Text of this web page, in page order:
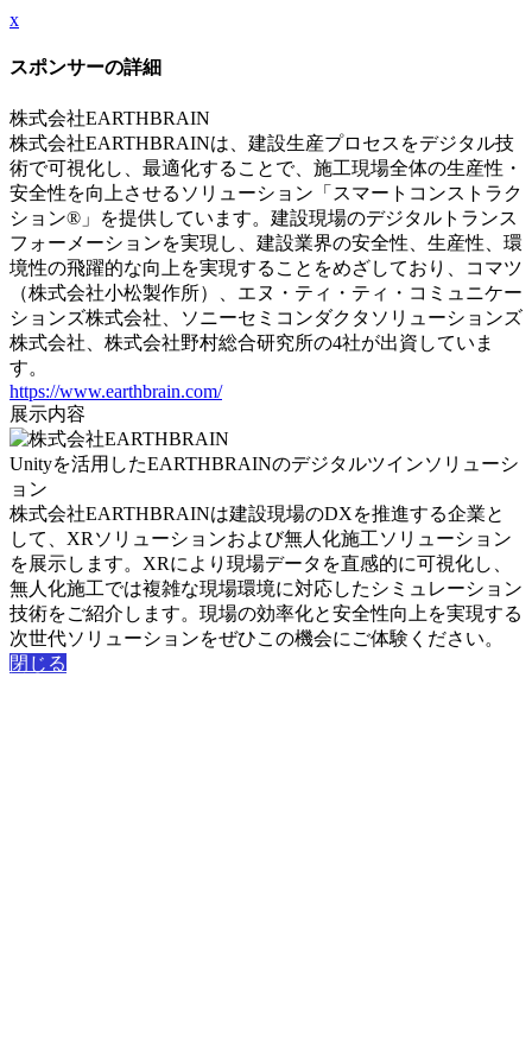
x
スポンサーの詳細
株式会社EARTHBRAIN
株式会社EARTHBRAINは、建設生産プロセスをデジタル技
術で可視化し、最適化することで、施工現場全体の生産性・
安全性を向上させるソリューション「スマートコンストラク
ション®」を提供しています。建設現場のデジタルトランス
フォーメーションを実現し、建設業界の安全性、生産性、環
境性の飛躍的な向上を実現することをめざしており、コマツ
（株式会社小松製作所）、エヌ・ティ・ティ・コミュニケー
ションズ株式会社、ソニーセミコンダクタソリューションズ
株式会社、株式会社野村総合研究所の4社が出資していま
す。
https://www.earthbrain.com/
展示内容
Unityを活用したEARTHBRAINのデジタルツインソリューシ
ョン
株式会社EARTHBRAINは建設現場のDXを推進する企業と
して、XRソリューションおよび無人化施工ソリューション
を展示します。XRにより現場データを直感的に可視化し、
無人化施工では複雑な現場環境に対応したシミュレーション
技術をご紹介します。現場の効率化と安全性向上を実現する
次世代ソリューションをぜひこの機会にご体験ください。
閉じる